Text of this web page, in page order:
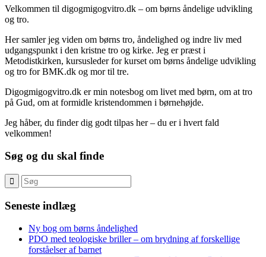
Velkommen til digogmigogvitro.dk – om børns åndelige udvikling
og tro.
Her samler jeg viden om børns tro, åndelighed og indre liv med
udgangspunkt i den kristne tro og kirke. Jeg er præst i
Metodistkirken, kursusleder for kurset om børns åndelige udvikling
og tro for BMK.dk og mor til tre.
Digogmigogvitro.dk er min notesbog om livet med børn, om at tro
på Gud, om at formidle kristendommen i børnehøjde.
Jeg håber, du finder dig godt tilpas her – du er i hvert fald
velkommen!
Søg og du skal finde
Seneste indlæg
Ny bog om børns åndelighed
PDO med teologiske briller – om brydning af forskellige
forståelser af barnet